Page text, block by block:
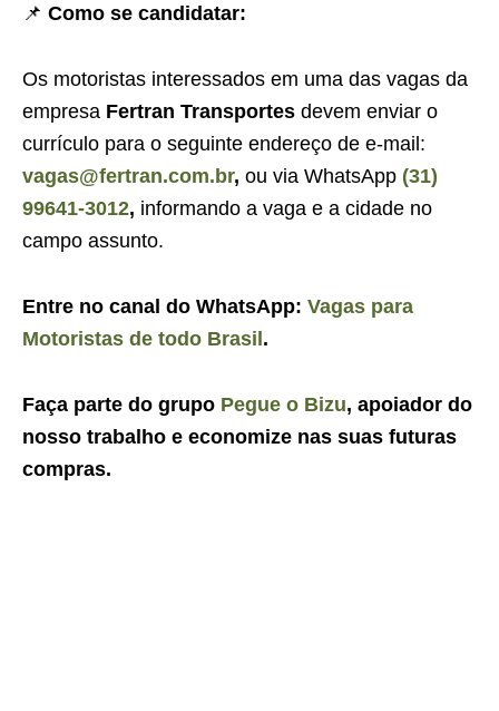
📌 Como se candidatar:
Os motoristas interessados em uma das vagas da
empresa Fertran Transportes devem enviar o
currículo para o seguinte endereço de e-mail:
vagas@fertran.com.br, ou via WhatsApp (31)
99641-3012, informando a vaga e a cidade no
campo assunto.
Entre no canal do WhatsApp: Vagas para
Motoristas de todo Brasil.
Faça parte do grupo Pegue o Bizu, apoiador do
nosso trabalho e economize nas suas futuras
compras.